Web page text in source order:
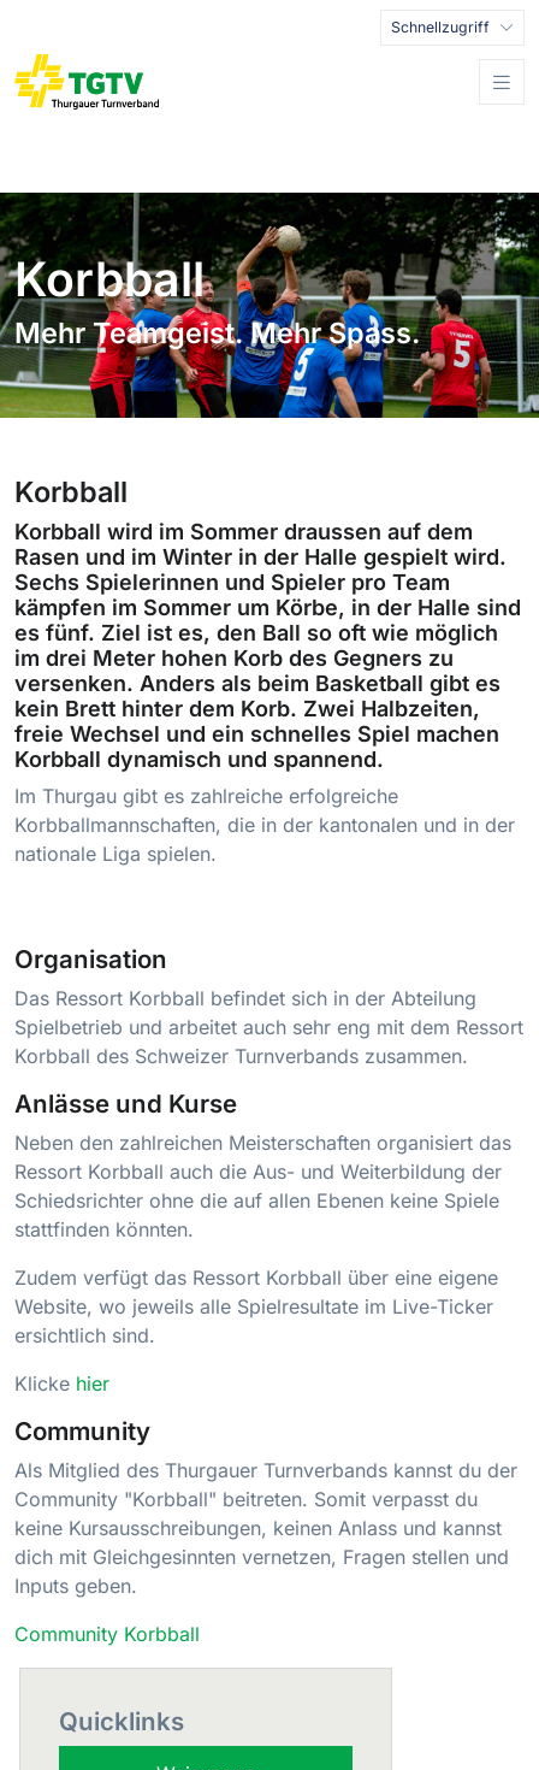
Schnellzugriff
Korbball
Mehr Teamgeist. Mehr Spass.
Korbball
Korbball wird im Sommer draussen auf dem
Rasen und im Winter in der Halle gespielt wird.
Sechs Spielerinnen und Spieler pro Team
kämpfen im Sommer um Körbe, in der Halle sind
es fünf. Ziel ist es, den Ball so oft wie möglich
im drei Meter hohen Korb des Gegners zu
versenken. Anders als beim Basketball gibt es
kein Brett hinter dem Korb. Zwei Halbzeiten,
freie Wechsel und ein schnelles Spiel machen
Korbball dynamisch und spannend.
Im Thurgau gibt es zahlreiche erfolgreiche
Korbballmannschaften, die in der kantonalen und in der
nationale Liga spielen.
Organisation
Das Ressort Korbball befindet sich in der Abteilung
Spielbetrieb und arbeitet auch sehr eng mit dem Ressort
Korbball des Schweizer Turnverbands zusammen.
Anlässe und Kurse
Neben den zahlreichen Meisterschaften organisiert das
Ressort Korbball auch die Aus- und Weiterbildung der
Schiedsrichter ohne die auf allen Ebenen keine Spiele
stattfinden könnten.
Zudem verfügt das Ressort Korbball über eine eigene
Website, wo jeweils alle Spielresultate im Live-Ticker
ersichtlich sind.
Klicke hier
Community
Als Mitglied des Thurgauer Turnverbands kannst du der
Community "Korbball" beitreten. Somit verpasst du
keine Kursausschreibungen, keinen Anlass und kannst
dich mit Gleichgesinnten vernetzen, Fragen stellen und
Inputs geben.
Community Korbball
Quicklinks